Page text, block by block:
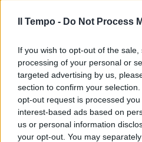
Il Tempo - Do Not Process
If you wish to opt-out of the
processing of your personal or
targeted advertising by us,
section to confirm your
opt-out request is processed
interest-based ads based on
us or personal information
your opt-out. You may
più impugnata da
arrivò a palazzo Chigi.
premier che non
è stato costruito dallo
Casalino, che quel
si può nascondere la
storia in modo
entrare nella testa della